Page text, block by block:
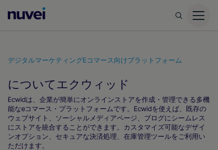
ホ
ム
ー
ジ
デジタルマーケティングEコマース向けプラットフォーム
についてエクウィッド
Ecwidは、企業が簡単にオンラインストアを作成・管理できる多機
能なeコマース・プラットフォームです。Ecwidを使えば、既存の
ウェブサイト、ソーシャルメディアページ、ブログにシームレス
にストアを統合することができます。カスタマイズ可能なデザイ
ンオプション、セキュアな決済処理、在庫管理ツールをご利用い
ただけます。